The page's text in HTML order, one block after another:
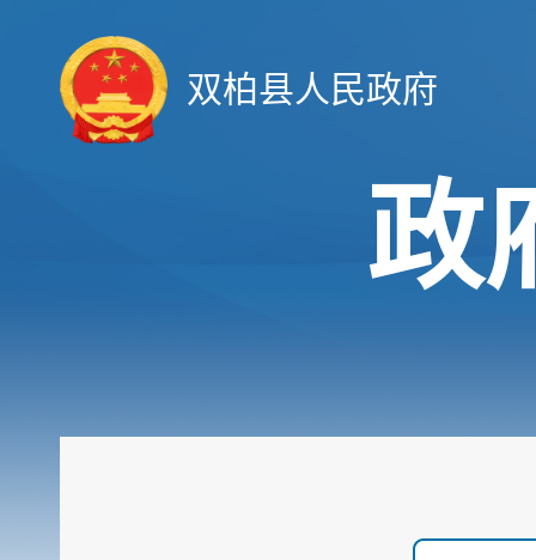
双柏县人民政府
政